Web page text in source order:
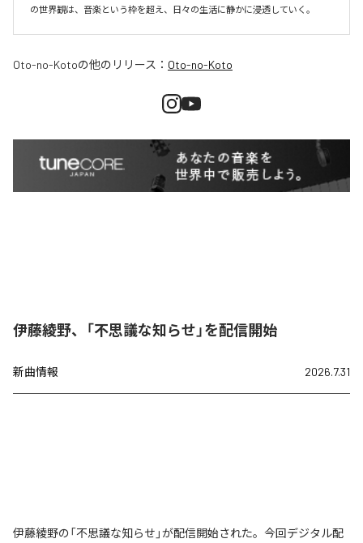
の世界観は、音楽という枠を超え、日々の生活に静かに浸透していく。
Oto-no-Kotoの他のリリース： Oto-no-Koto
伊藤綾野、「不思議な知らせ」を配信開始
新曲情報 2026.7.31
伊藤綾野の「不思議な知らせ」が配信開始された。今回デジタル配